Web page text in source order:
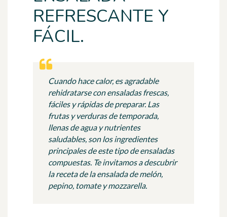
REFRESCANTE Y
FÁCIL.
Cuando hace calor, es agradable
rehidratarse con ensaladas frescas,
fáciles y rápidas de preparar. Las
frutas y verduras de temporada,
llenas de agua y nutrientes
saludables, son los ingredientes
principales de este tipo de ensaladas
compuestas. Te invitamos a descubrir
la receta de la ensalada de melón,
pepino, tomate y mozzarella.